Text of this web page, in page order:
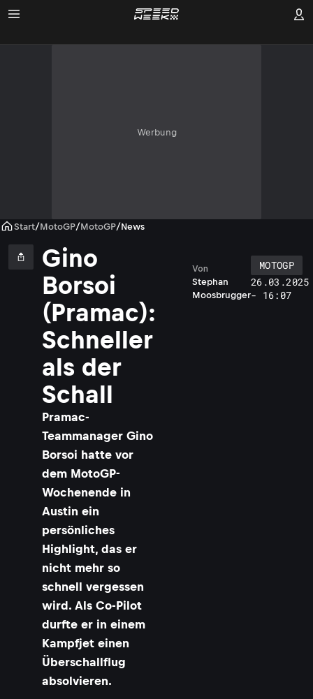
Werbung
Start/MotoGP/MotoGP/News
Gino
Borsoi
(Pramac):
Schneller
als der
Schall
Pramac-
Teammanager Gino
Borsoi hatte vor
dem MotoGP-
Wochenende in
Austin ein
persönliches
Highlight, das er
nicht mehr so
schnell vergessen
wird. Als Co-Pilot
durfte er in einem
Kampfjet einen
Überschallflug
absolvieren.
Stephan
Moosbrugger
Von
MOTOGP
26.03.2025
- 16:07